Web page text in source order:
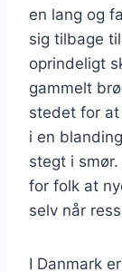
en lang og
sig tilbage
oprindeligt
gammelt
stedet for
i en
stegt i
for folk at
selv når
I Danmark